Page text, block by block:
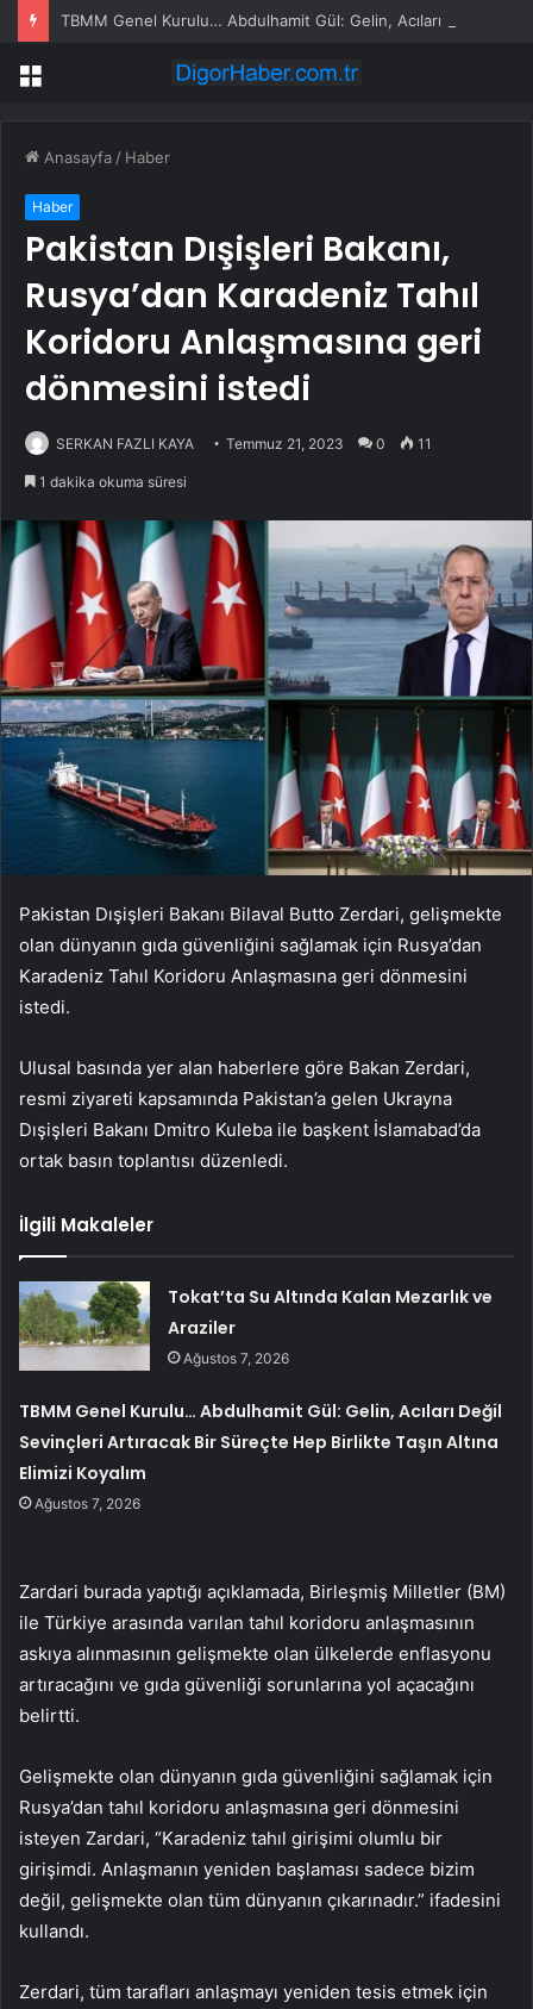
Menü
Anasayfa / Haber
Haber
Pakistan Dışişleri Bakanı,
Rusya’dan Karadeniz Tahıl
Koridoru Anlaşmasına geri
dönmesini istedi
SERKAN FAZLI KAYA Temmuz 21, 2023 0 11
1 dakika okuma süresi
Pakistan Dışişleri Bakanı Bilaval Butto Zerdari, gelişmekte
olan dünyanın gıda güvenliğini sağlamak için Rusya’dan
Karadeniz Tahıl Koridoru Anlaşmasına geri dönmesini
istedi.
Ulusal basında yer alan haberlere göre Bakan Zerdari,
resmi ziyareti kapsamında Pakistan’a gelen Ukrayna
Dışişleri Bakanı Dmitro Kuleba ile başkent İslamabad’da
ortak basın toplantısı düzenledi.
İlgili Makaleler
Tokat’ta Su Altında Kalan Mezarlık ve
Araziler
Ağustos 7, 2026
TBMM Genel Kurulu… Abdulhamit Gül: Gelin, Acıları Değil
Sevinçleri Artıracak Bir Süreçte Hep Birlikte Taşın Altına
Elimizi Koyalım
Ağustos 7, 2026
Zardari burada yaptığı açıklamada, Birleşmiş Milletler (BM)
ile Türkiye arasında varılan tahıl koridoru anlaşmasının
askıya alınmasının gelişmekte olan ülkelerde enflasyonu
artıracağını ve gıda güvenliği sorunlarına yol açacağını
belirtti.
Gelişmekte olan dünyanın gıda güvenliğini sağlamak için
Rusya’dan tahıl koridoru anlaşmasına geri dönmesini
isteyen Zardari, “Karadeniz tahıl girişimi olumlu bir
girişimdi. Anlaşmanın yeniden başlaması sadece bizim
değil, gelişmekte olan tüm dünyanın çıkarınadır.” ifadesini
kullandı.
Zerdari, tüm tarafları anlaşmayı yeniden tesis etmek için